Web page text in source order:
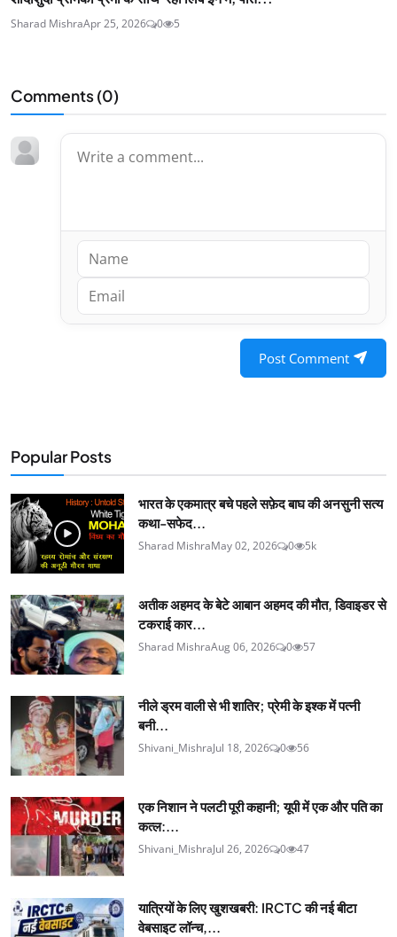
Sharad MishraApr 25, 2026 0 5
Comments (0)
Post Comment
Popular Posts
भारत के एकमात्र बचे पहले सफ़ेद बाघ की अनसुनी सत्य
कथा-सफेद...
Sharad MishraMay 02, 2026 0 5k
अतीक अहमद के बेटे आबान अहमद की मौत, डिवाइडर से
टकराई कार...
Sharad MishraAug 06, 2026 0 57
नीले ड्रम वाली से भी शातिर; प्रेमी के इश्‍क में पत्नी
बनी...
Shivani_MishraJul 18, 2026 0 56
एक निशान ने पलटी पूरी कहानी; यूपी में एक और पति का
कत्ल:...
Shivani_MishraJul 26, 2026 0 47
यात्रियों के लिए खुशखबरी: IRCTC की नई बीटा
वेबसाइट लॉन्च,...